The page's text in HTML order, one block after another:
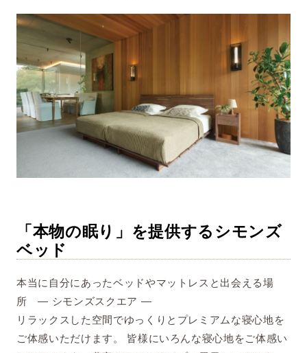
「本物の眠り」を提供するシモンズ
ベッド
本当に自分にあったベッドやマットレスと出会える場
所 ― シモンズスクエア ―
リラックスした空間でゆっくりとプレミアムな寝心地を
ご体感いただけます。 皆様にいろんな寝心地をご体感い